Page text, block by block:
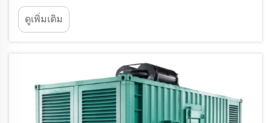
ขนาดต่างกัน ปริมาณน้ำมันเชื้อเพลิงที่เครื่องกำเนิด
ไฟฟ้าใช้งานนั้นมีความเกี่ยวข้องกับขนาดของเครื่อง
โดยทั่วไปแล้วเครื่องที่มีขนาดใหญ่กว่าจะใช้น้ำมันเชื้อ
ดูเพิ่มเติม